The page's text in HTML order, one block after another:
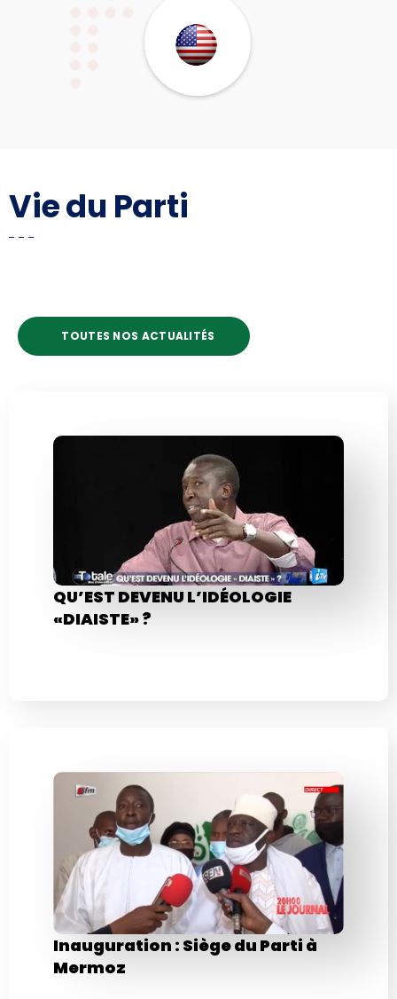
Vie du Parti
TOUTES NOS ACTUALITÉS
QU’EST DEVENU L’IDÉOLOGIE
«DIAISTE» ?
Inauguration : Siège du Parti à
Mermoz